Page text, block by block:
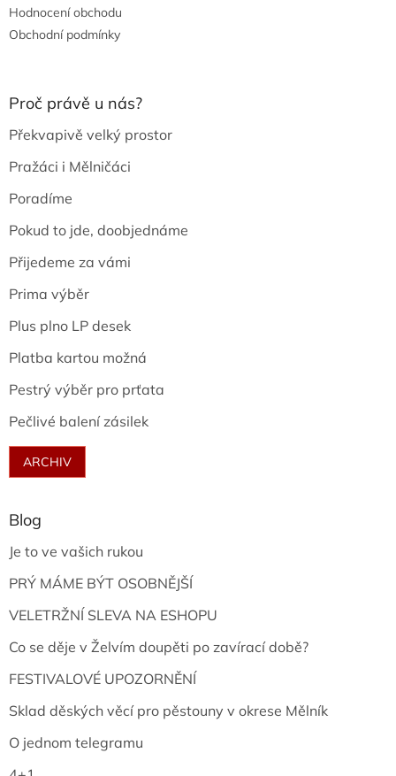
Hodnocení obchodu
Obchodní podmínky
Proč právě u nás?
Překvapivě velký prostor
Pražáci i Mělničáci
Poradíme
Pokud to jde, doobjednáme
Přijedeme za vámi
Prima výběr
Plus plno LP desek
Platba kartou možná
Pestrý výběr pro prťata
Pečlivé balení zásilek
ARCHIV
Blog
Je to ve vašich rukou
PRÝ MÁME BÝT OSOBNĚJŠÍ
VELETRŽNÍ SLEVA NA ESHOPU
Co se děje v Želvím doupěti po zavírací době?
FESTIVALOVÉ UPOZORNĚNÍ
Sklad děských věcí pro pěstouny v okrese Mělník
O jednom telegramu